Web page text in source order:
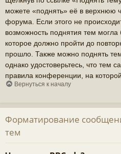
можете «поднять» её в верхнюю
форума. Если этого не
возможность поднятия тем
которое должно пройти до
прошло. Также можно поднять
однако удостоверьтесь, что тем
правила конференции, на
Вернуться к началу
Форматирование
тем